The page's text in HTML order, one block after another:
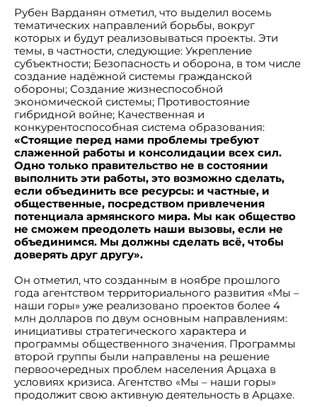
Рубен Варданян отметил, что выделил восемь
тематических направлений борьбы, вокруг
которых и будут реализовываться проекты. Эти
темы, в частности, следующие: Укрепление
субъектности; Безопасность и оборона, в том числе
создание надёжной системы гражданской
обороны; Создание жизнеспособной
экономической системы; Противостояние
гибридной войне; Качественная и
конкурентоспособная система образования:
«Стоящие перед нами проблемы требуют
слаженной работы и консолидации всех сил.
Одно только правительство не в состоянии
выполнить эти работы, это возможно сделать,
если объединить все ресурсы: и частные, и
общественные, посредством привлечения
потенциала армянского мира. Мы как общество
не сможем преодолеть наши вызовы, если не
объединимся. Мы должны сделать всё, чтобы
доверять друг другу».
Он отметил, что созданным в ноябре прошлого
года агентством территориального развития «Мы –
наши горы» уже реализовано проектов более 4
млн долларов по двум основным направлениям:
инициативы стратегического характера и
программы общественного значения. Программы
второй группы были направлены на решение
первоочередных проблем населения Арцаха в
условиях кризиса. Агентство «Мы – наши горы»
продолжит свою активную деятельность в Арцахе.